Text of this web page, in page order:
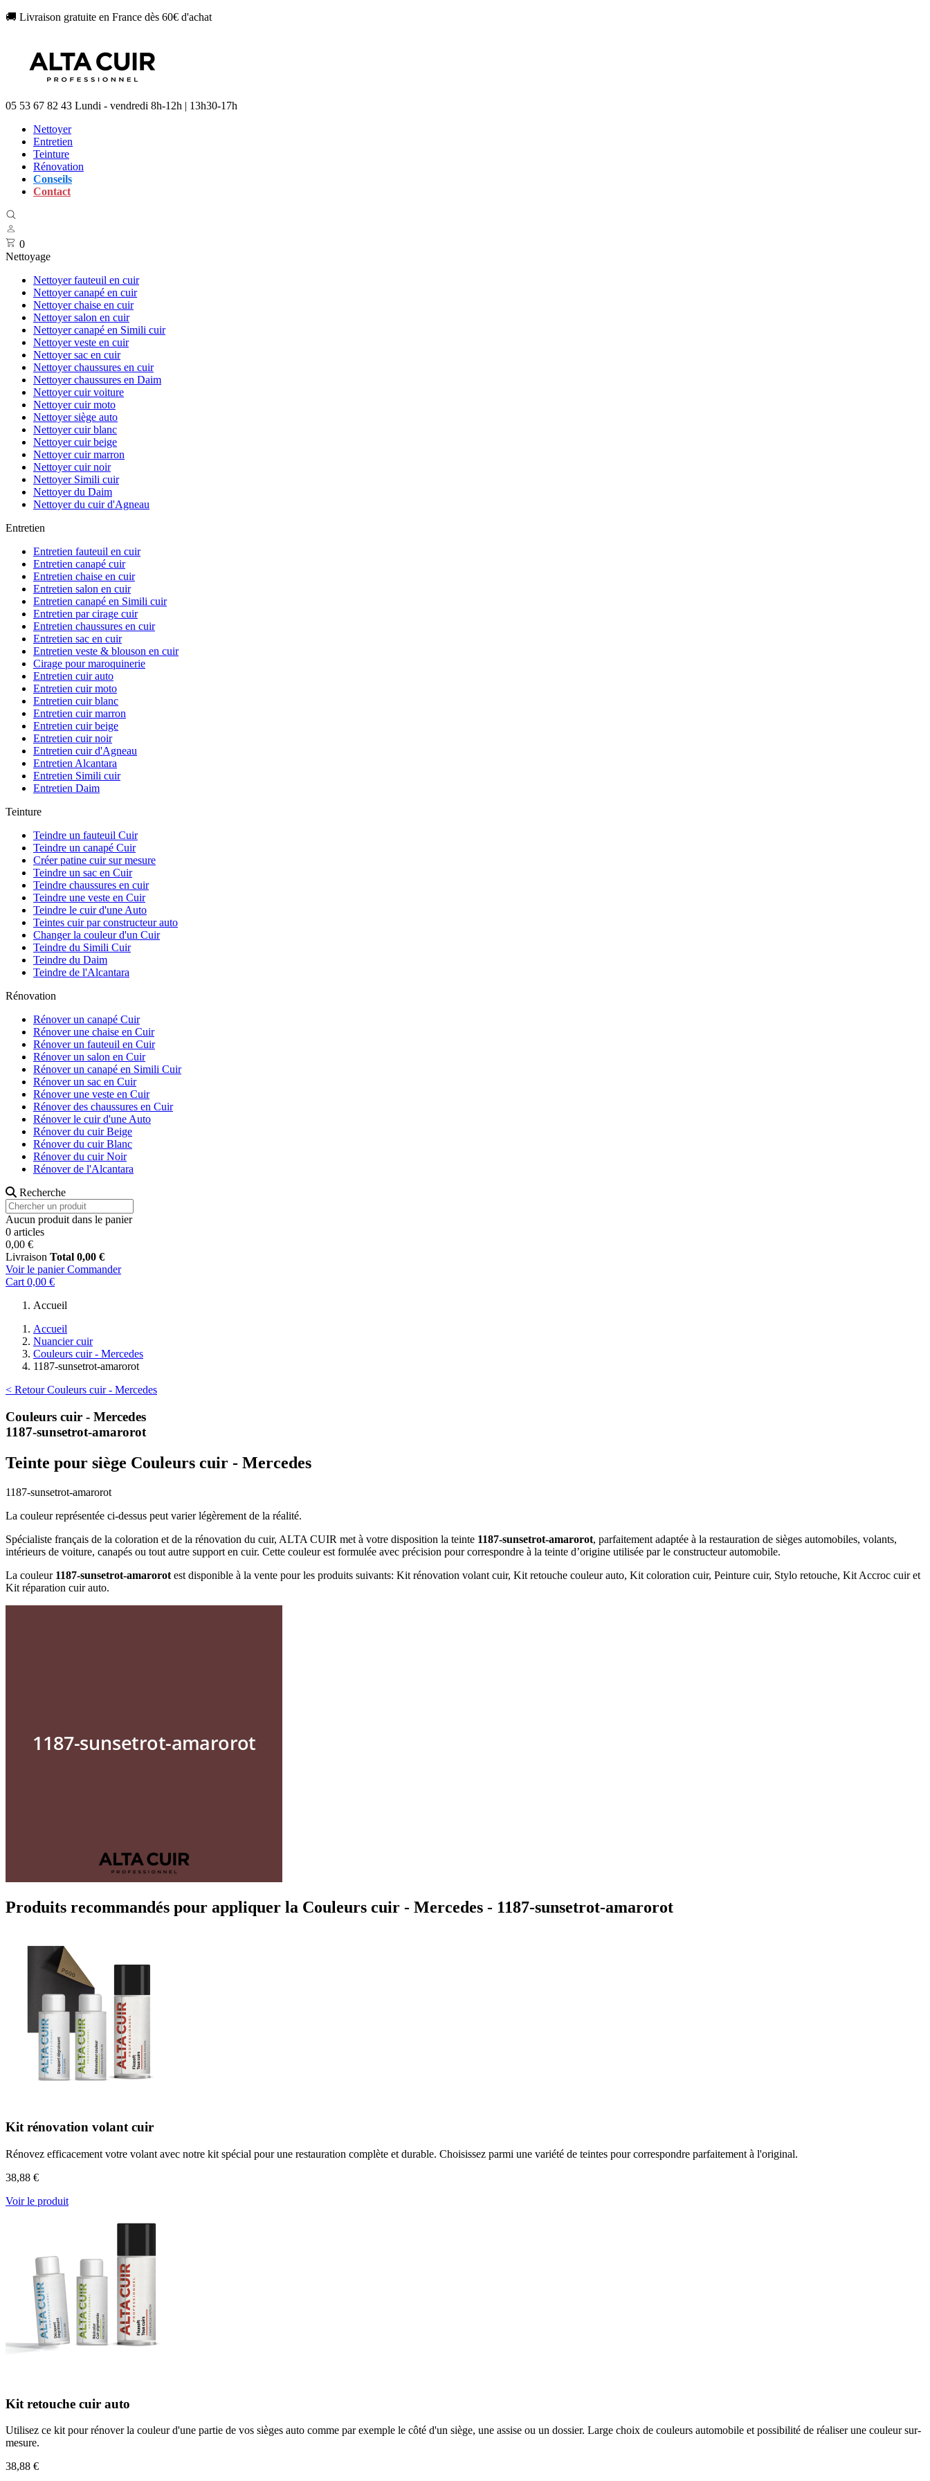
🚚 Livraison gratuite en France dès 60€ d'achat
05 53 67 82 43 Lundi - vendredi 8h-12h | 13h30-17h
Nettoyer
Entretien
Teinture
Rénovation
Conseils
Contact
0
Nettoyage
Nettoyer fauteuil en cuir
Nettoyer canapé en cuir
Nettoyer chaise en cuir
Nettoyer salon en cuir
Nettoyer canapé en Simili cuir
Nettoyer veste en cuir
Nettoyer sac en cuir
Nettoyer chaussures en cuir
Nettoyer chaussures en Daim
Nettoyer cuir voiture
Nettoyer cuir moto
Nettoyer siège auto
Nettoyer cuir blanc
Nettoyer cuir beige
Nettoyer cuir marron
Nettoyer cuir noir
Nettoyer Simili cuir
Nettoyer du Daim
Nettoyer du cuir d'Agneau
Entretien
Entretien fauteuil en cuir
Entretien canapé cuir
Entretien chaise en cuir
Entretien salon en cuir
Entretien canapé en Simili cuir
Entretien par cirage cuir
Entretien chaussures en cuir
Entretien sac en cuir
Entretien veste & blouson en cuir
Cirage pour maroquinerie
Entretien cuir auto
Entretien cuir moto
Entretien cuir blanc
Entretien cuir marron
Entretien cuir beige
Entretien cuir noir
Entretien cuir d'Agneau
Entretien Alcantara
Entretien Simili cuir
Entretien Daim
Teinture
Teindre un fauteuil Cuir
Teindre un canapé Cuir
Créer patine cuir sur mesure
Teindre un sac en Cuir
Teindre chaussures en cuir
Teindre une veste en Cuir
Teindre le cuir d'une Auto
Teintes cuir par constructeur auto
Changer la couleur d'un Cuir
Teindre du Simili Cuir
Teindre du Daim
Teindre de l'Alcantara
Rénovation
Rénover un canapé Cuir
Rénover une chaise en Cuir
Rénover un fauteuil en Cuir
Rénover un salon en Cuir
Rénover un canapé en Simili Cuir
Rénover un sac en Cuir
Rénover une veste en Cuir
Rénover des chaussures en Cuir
Rénover le cuir d'une Auto
Rénover du cuir Beige
Rénover du cuir Blanc
Rénover du cuir Noir
Rénover de l'Alcantara
Recherche
Aucun produit dans le panier
0 articles
0,00 €
Livraison Total 0,00 €
Voir le panier Commander
Cart 0,00 €
Accueil
Accueil
Nuancier cuir
Couleurs cuir - Mercedes
1187-sunsetrot-amarorot
< Retour Couleurs cuir - Mercedes
Couleurs cuir - Mercedes
1187-sunsetrot-amarorot
Teinte pour siège Couleurs cuir - Mercedes
1187-sunsetrot-amarorot
La couleur représentée ci-dessus peut varier légèrement de la réalité.
Spécialiste français de la coloration et de la rénovation du cuir, ALTA CUIR met à votre disposition la teinte 1187-sunsetrot-amarorot, parfaitement adaptée à la restauration de sièges automobiles, volants,
intérieurs de voiture, canapés ou tout autre support en cuir. Cette couleur est formulée avec précision pour correspondre à la teinte d’origine utilisée par le constructeur automobile.
La couleur 1187-sunsetrot-amarorot est disponible à la vente pour les produits suivants: Kit rénovation volant cuir, Kit retouche couleur auto, Kit coloration cuir, Peinture cuir, Stylo retouche, Kit Accroc cuir et
Kit réparation cuir auto.
Produits recommandés pour appliquer la Couleurs cuir - Mercedes - 1187-sunsetrot-amarorot
Kit rénovation volant cuir
Rénovez efficacement votre volant avec notre kit spécial pour une restauration complète et durable. Choisissez parmi une variété de teintes pour correspondre parfaitement à l'original.
38,88 €
Voir le produit
Kit retouche cuir auto
Utilisez ce kit pour rénover la couleur d'une partie de vos sièges auto comme par exemple le côté d'un siège, une assise ou un dossier. Large choix de couleurs automobile et possibilité de réaliser une couleur sur-
mesure.
38,88 €